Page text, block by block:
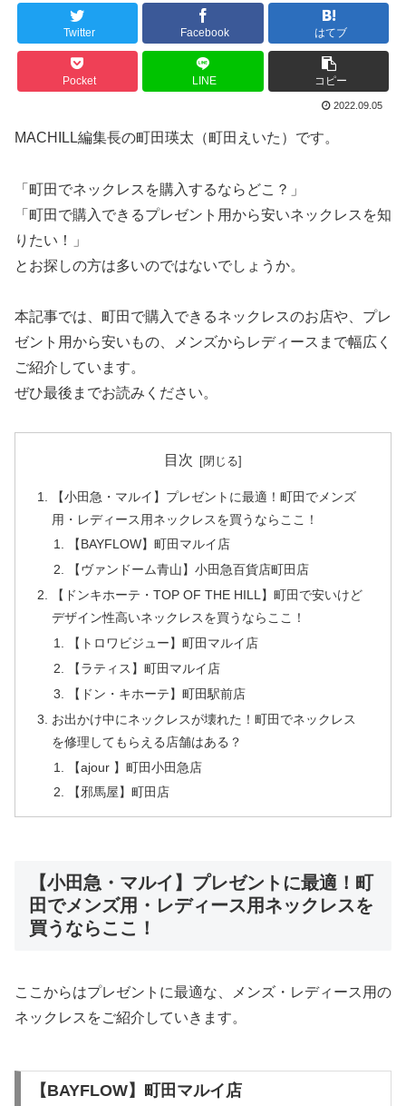
Twitter Facebook はてブ
Pocket LINE コピー
2022.09.05
MACHILL編集長の町田瑛太（町田えいた）です。
「町田でネックレスを購入するならどこ？」
「町田で購入できるプレゼント用から安いネックレスを知
りたい！」
とお探しの方は多いのではないでしょうか。
本記事では、町田で購入できるネックレスのお店や、プレ
ゼント用から安いもの、メンズからレディースまで幅広く
ご紹介しています。
ぜひ最後までお読みください。
目次
【小田急・マルイ】プレゼントに最適！町田でメンズ
用・レディース用ネックレスを買うならここ！
【BAYFLOW】町田マルイ店
【ヴァンドーム青山】小田急百貨店町田店
【ドンキホーテ・TOP OF THE HILL】町田で安いけど
デザイン性高いネックレスを買うならここ！
【トロワビジュー】町田マルイ店
【ラティス】町田マルイ店
【ドン・キホーテ】町田駅前店
お出かけ中にネックレスが壊れた！町田でネックレス
を修理してもらえる店舗はある？
【ajour 】町田小田急店
【邪馬屋】町田店
【小田急・マルイ】プレゼントに最適！町
田でメンズ用・レディース用ネックレスを
買うならここ！
ここからはプレゼントに最適な、メンズ・レディース用の
ネックレスをご紹介していきます。
【BAYFLOW】町田マルイ店